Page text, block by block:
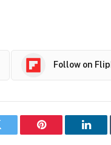
Follow on
Pinterest